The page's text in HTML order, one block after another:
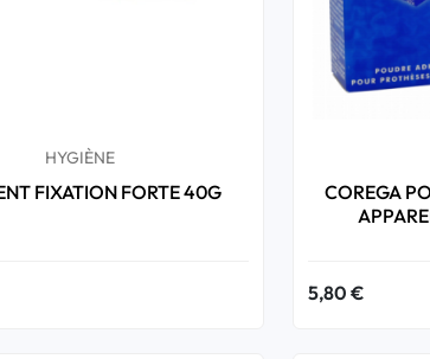
HYGIÈNE
FIXATION FORTE 40G
COREGA
5,80 €